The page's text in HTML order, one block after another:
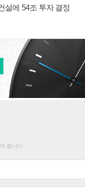
설에 54조 투자 결정
합니다.